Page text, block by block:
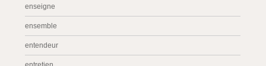
enseigne
ensemble
entendeur